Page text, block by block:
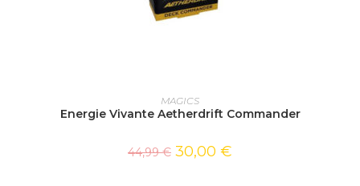
AJOUTER AU PANIER
MAGICS
Energie Vivante Aetherdrift Commander
44,99€ 30,00 €